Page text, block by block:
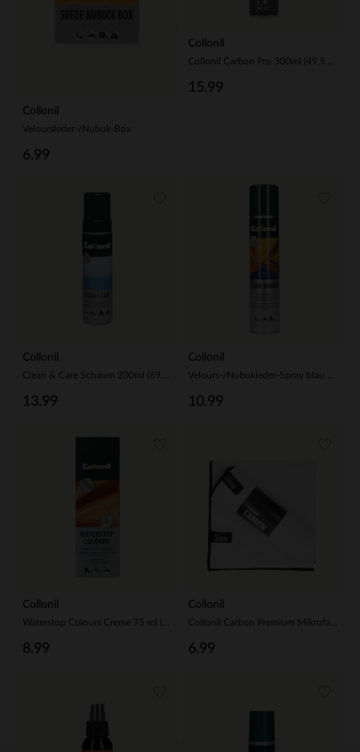
Collonil
Veloursleder-/Nubuk-Box
6.99
Collonil
15.99
Collonil
13.99
Collonil
10.99
Collonil
8.99
Collonil
6.99